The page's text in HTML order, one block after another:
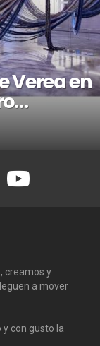
Verea en
Youtube
creamos y
a mover
con gusto la